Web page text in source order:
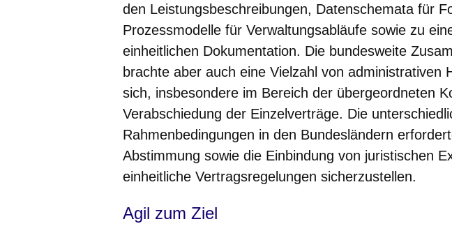
den Leistungsbeschreibungen, Datenschemata für
Prozessmodelle für Verwaltungsabläufe sowie zu
einheitlichen Dokumentation. Die bundesweite
brachte aber auch eine Vielzahl von administrativen
sich, insbesondere im Bereich der übergeordneten
Verabschiedung der Einzelverträge. Die
Rahmenbedingungen in den Bundesländern
Abstimmung sowie die Einbindung von juristischen
einheitliche Vertragsregelungen sicherzustellen.
Agil zum Ziel